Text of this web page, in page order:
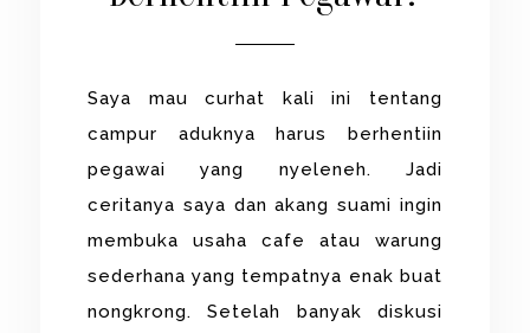
Saya mau curhat kali ini tentang
campur aduknya harus berhentiin
pegawai yang nyeleneh. Jadi
ceritanya saya dan akang suami ingin
membuka usaha cafe atau warung
sederhana yang tempatnya enak buat
nongkrong. Setelah banyak diskusi